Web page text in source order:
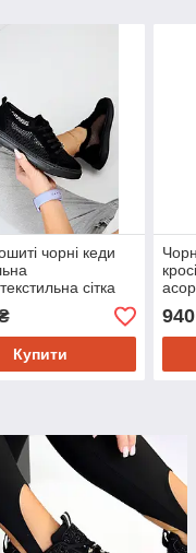
чорні кеди
сітка
Купити
940